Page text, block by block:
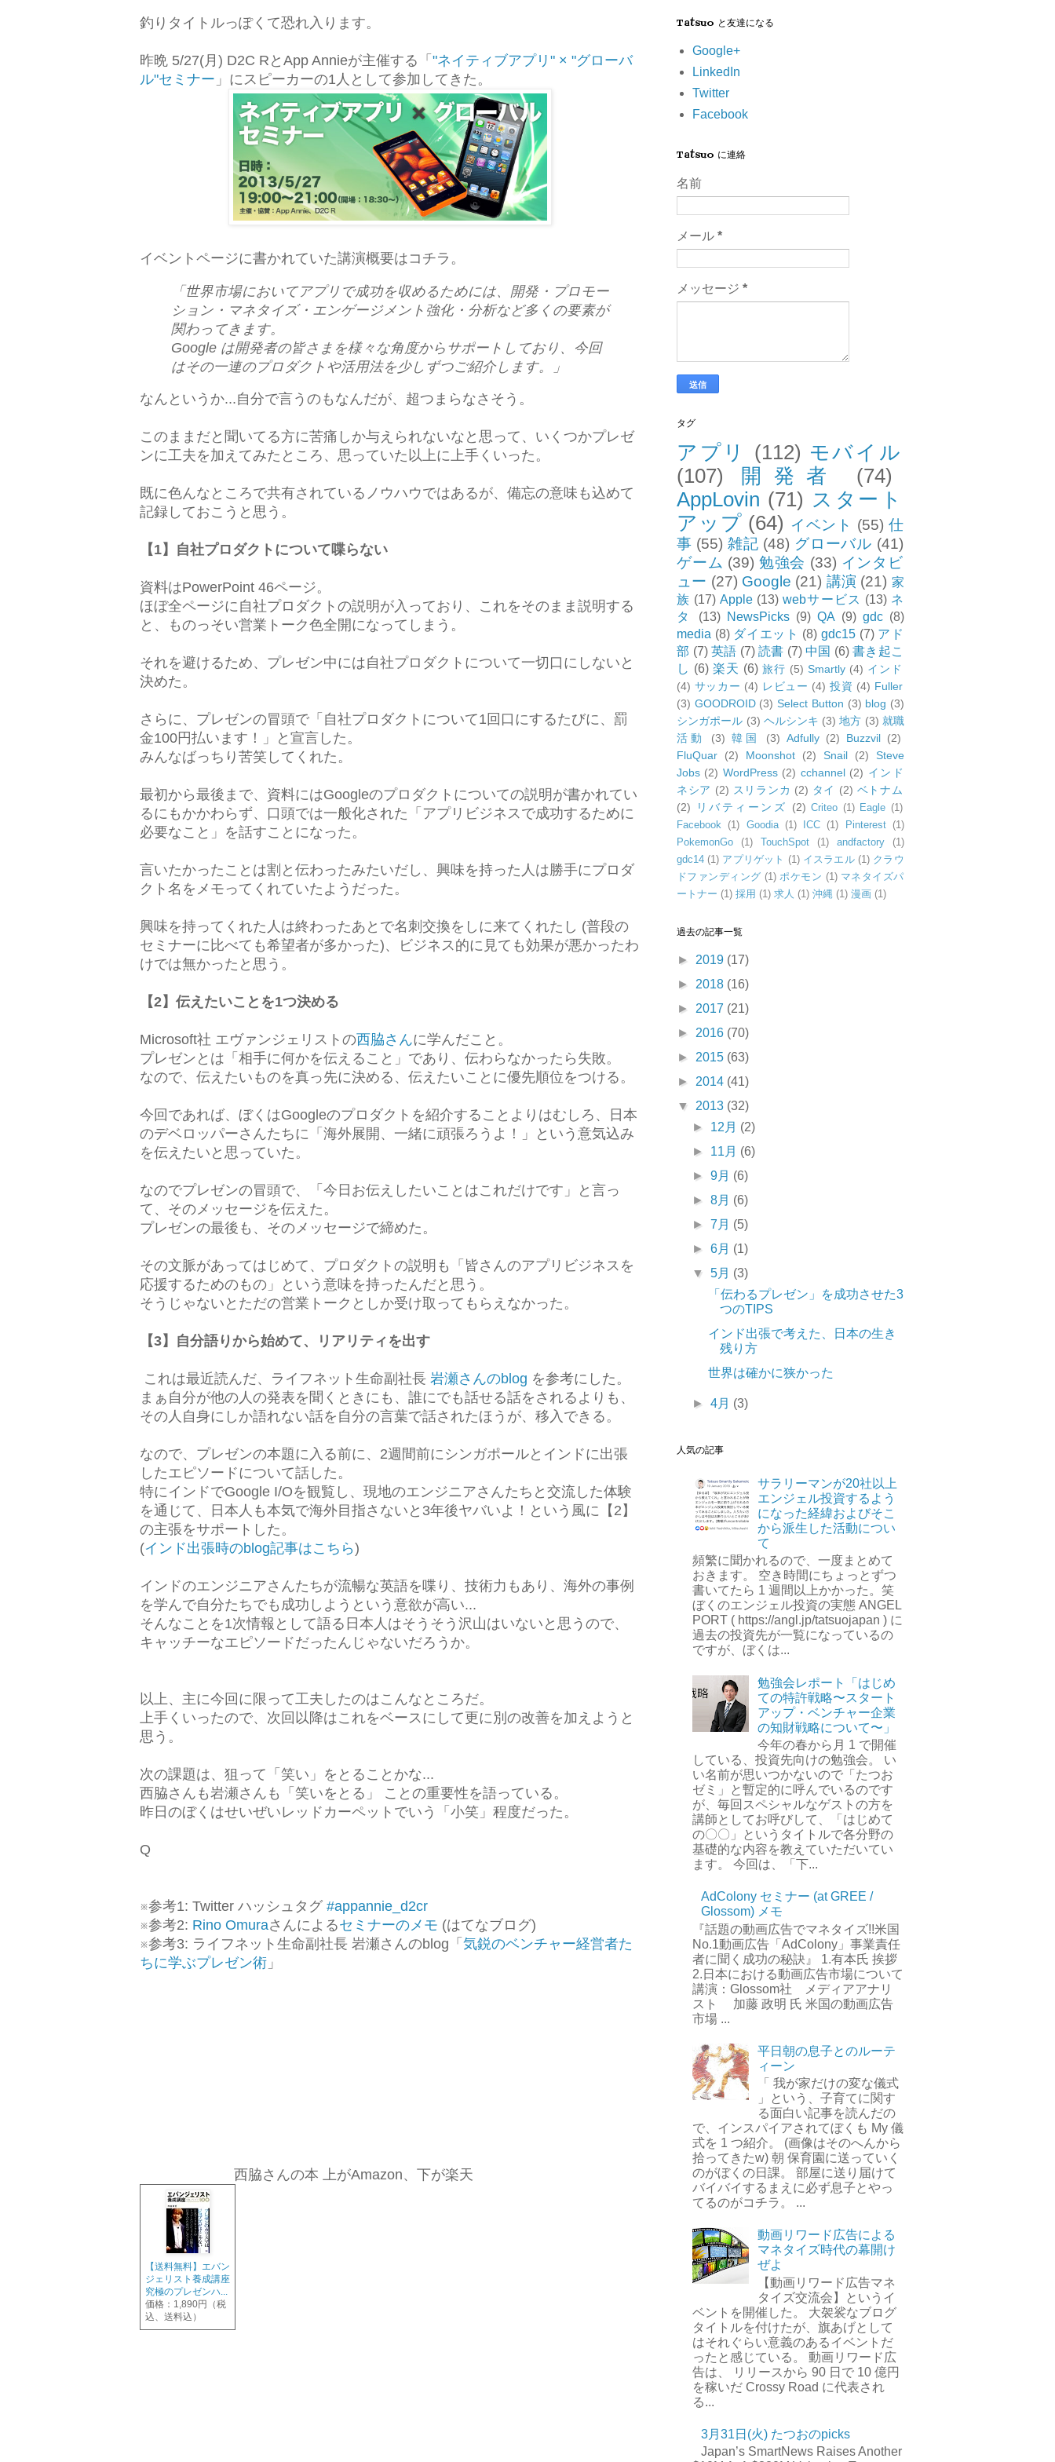
釣りタイトルっぽくて恐れ入ります。
昨晩 5/27(月) D2C RとApp Annieが主催する「 "ネイティブアプリ" × "グローバ
ル"セミナー 」にスピーカーの1人として参加してきた。
イベントページに書かれていた講演概要はコチラ。
「世界市場においてアプリで成功を収めるためには、開発・プロモー
ション・マネタイズ・エンゲージメント強化・分析など多くの要素が
関わってきます。
Google は開発者の皆さまを様々な角度からサポートしており、今回
はその一連のプロダクトや活用法を少しずつご紹介します。」
なんというか...自分で言うのもなんだが、超つまらなさそう。
このままだと聞いてる方に苦痛しか与えられないなと思って、いくつかプレゼ
ンに工夫を加えてみたところ、思っていた以上に上手くいった。
既に色んなところで共有されているノウハウではあるが、備忘の意味も込めて
記録しておこうと思う。
【1】自社プロダクトについて喋らない
資料はPowerPoint 46ページ。
ほぼ全ページに自社プロダクトの説明が入っており、これをそのまま説明する
と、ものっそい営業トーク色全開になってしまう。
それを避けるため、プレゼン中には自社プロダクトについて一切口にしないと
決めた。
さらに、プレゼンの冒頭で「自社プロダクトについて1回口にするたびに、罰
金100円払います！」と宣言した。
みんなばっちり苦笑してくれた。
最初から最後まで、資料にはGoogleのプロダクトについての説明が書かれてい
るにもかかわらず、口頭では一般化された「アプリビジネスで成功するために
必要なこと」を話すことになった。
言いたかったことは割と伝わったみたいだし、興味を持った人は勝手にプロダ
クト名をメモってくれていたようだった。
興味を持ってくれた人は終わったあとで名刺交換をしに来てくれたし (普段の
セミナーに比べても希望者が多かった)、ビジネス的に見ても効果が悪かったわ
けでは無かったと思う。
【2】伝えたいことを1つ決める
Microsoft社 エヴァンジェリストの西脇さんに学んだこと。
プレゼンとは「相手に何かを伝えること」であり、伝わらなかったら失敗。
なので、伝えたいものを真っ先に決める、伝えたいことに優先順位をつける。
今回であれば、ぼくはGoogleのプロダクトを紹介することよりはむしろ、日本
のデベロッパーさんたちに「海外展開、一緒に頑張ろうよ！」という意気込み
を伝えたいと思っていた。
なのでプレゼンの冒頭で、「今日お伝えしたいことはこれだけです」と言っ
て、そのメッセージを伝えた。
プレゼンの最後も、そのメッセージで締めた。
その文脈があってはじめて、プロダクトの説明も「皆さんのアプリビジネスを
応援するためのもの」という意味を持ったんだと思う。
そうじゃないとただの営業トークとしか受け取ってもらえなかった。
【3】自分語りから始めて、リアリティを出す
これは最近読んだ、ライフネット生命副社長 岩瀬さんのblog を参考にした。
まぁ自分が他の人の発表を聞くときにも、誰にでも話せる話をされるよりも、
その人自身にしか語れない話を自分の言葉で話されたほうが、移入できる。
なので、プレゼンの本題に入る前に、2週間前にシンガポールとインドに出張
したエピソードについて話した。
特にインドでGoogle I/Oを観覧し、現地のエンジニアさんたちと交流した体験
を通じて、日本人も本気で海外目指さないと3年後ヤバいよ！という風に【2】
の主張をサポートした。
(インド出張時のblog記事はこちら)
インドのエンジニアさんたちが流暢な英語を喋り、技術力もあり、海外の事例
を学んで自分たちでも成功しようという意欲が高い...
そんなことを1次情報として語る日本人はそうそう沢山はいないと思うので、
キャッチーなエピソードだったんじゃないだろうか。
以上、主に今回に限って工夫したのはこんなところだ。
上手くいったので、次回以降はこれをベースにして更に別の改善を加えようと
思う。
次の課題は、狙って「笑い」をとることかな...
西脇さんも岩瀬さんも「笑いをとる」 ことの重要性を語っている。
昨日のぼくはせいぜいレッドカーペットでいう「小笑」程度だった。
Q
※参考1: Twitter ハッシュタグ #appannie_d2cr
※参考2: Rino Omuraさんによるセミナーのメモ (はてなブログ)
※参考3: ライフネット生命副社長 岩瀬さんのblog「 気鋭のベンチャー経営者た
ちに学ぶプレゼン術 」
西脇さんの本 上がAmazon、下が楽天
【送料無料】エバン
ジェリスト養成講座
究極のプレゼンハ...
価格：1,890円（税
込、送料込）
Tatsuo と友達になる
Google+
LinkedIn
Twitter
Facebook
Tatsuo に連絡
名前
メール *
メッセージ *
タグ
アプリ (112) モバイル
(107)
開発者
(74)
AppLovin (71) スタート
アップ (64) イベント (55) 仕
事 (55) 雑記 (48) グローバル (41)
ゲーム (39) 勉強会 (33) インタビ
ュー (27) Google (21) 講演 (21) 家
族 (17) Apple (13) webサービス (13) ネ
タ
(13) NewsPicks (9) QA (9) gdc (8)
media (8) ダイエット (8) gdc15 (7) アド
部 (7) 英語 (7) 読書 (7) 中国 (6) 書き起こ
し (6) 楽天 (6) 旅行 (5) Smartly (4) インド
(4) サッカー (4) レビュー (4) 投資 (4) Fuller
(3) GOODROID (3) Select Button (3) blog (3)
シンガポール (3) ヘルシンキ (3) 地方 (3) 就職
活動
(3) 韓国 (3) Adfully (2) Buzzvil (2)
FluQuar
(2) Moonshot (2) Snail (2)
Steve
Jobs (2) WordPress (2) cchannel (2) インド
ネシア (2) スリランカ (2) タイ (2) ベトナム
(2)
リバティーンズ (2) Criteo (1) Eagle (1)
Facebook (1) Goodia (1) ICC (1) Pinterest
(1)
PokemonGo
(1) TouchSpot (1) andfactory
(1)
gdc14 (1) アプリゲット (1) イスラエル (1) クラウ
ドファンディング (1) ポケモン (1) マネタイズパ
ートナー (1) 採用 (1) 求人 (1) 沖縄 (1) 漫画 (1)
過去の記事一覧
► 2019 (17)
► 2018 (16)
► 2017 (21)
► 2016 (70)
► 2015 (63)
► 2014 (41)
▼ 2013 (32)
► 12月 (2)
► 11月 (6)
►9月 (6)
►8月 (6)
►7月 (5)
►6月 (1)
▼5月 (3)
「伝わるプレゼン」を成功させた3
つのTIPS
インド出張で考えた、日本の生き
残り方
世界は確かに狭かった
►4月 (3)
人気の記事
サラリーマンが20社以上
エンジェル投資するよう
になった経緯およびそこ
から派生した活動につい
て
頻繁に聞かれるので、一度まとめて
おきます。 空き時間にちょっとずつ
書いてたら 1 週間以上かかった。笑
ぼくのエンジェル投資の実態 ANGEL
PORT ( https://angl.jp/tatsuojapan ) に
過去の投資先が一覧になっているの
ですが、ぼくは...
勉強会レポート「はじめ
ての特許戦略〜スタート
アップ・ベンチャー企業
の知財戦略について〜」
今年の春から月 1 で開催
している、投資先向けの勉強会。 い
い名前が思いつかないので「たつお
ゼミ」と暫定的に呼んでいるのです
が、毎回スペシャルなゲストの方を
講師としてお呼びして、「はじめて
の〇〇」というタイトルで各分野の
基礎的な内容を教えていただいてい
ます。 今回は、「下...
AdColony セミナー (at GREE /
Glossom) メモ
『話題の動画広告でマネタイズ!!米国
No.1動画広告「AdColony」事業責任
者に聞く成功の秘訣』 1.有本氏 挨拶
2.日本における動画広告市場について
講演：Glossom社 メディアアナリ
スト 加藤 政明 氏 米国の動画広告
市場 ...
平日朝の息子とのルーテ
ィーン
「 我が家だけの変な儀式
」という、子育てに関す
る面白い記事を読んだの
で、インスパイアされてぼくも My 儀
式を 1 つ紹介。 (画像はそのへんから
拾ってきたw) 朝 保育園に送っていく
のがぼくの日課。 部屋に送り届けて
バイバイするまえに必ず息子とやっ
てるのがコチラ。 ...
動画リワード広告による
マネタイズ時代の幕開け
ぜよ
【動画リワード広告マネ
タイズ交流会】というイ
ベントを開催した。 大袈裟なブログ
タイトルを付けたが、旗あげとして
はそれぐらい意義のあるイベントだ
ったと感じている。 動画リワード広
告は、 リリースから 90 日で 10 億円
を稼いだ Crossy Road に代表され
る...
3月31日(火) たつおのpicks
Japan’s SmartNews Raises Another